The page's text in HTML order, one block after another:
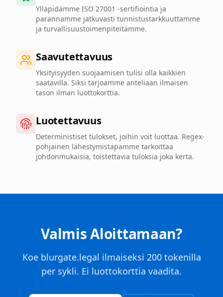
Ylläpidämme ISO 27001 -sertifiointia ja
parannamme jatkuvasti tunnistustarkkuuttamme
ja turvallisuustoimenpiteitämme.
Saavutettavuus
Yksityisyyden suojaamisen tulisi olla kaikkien
saatavilla. Siksi tarjoamme anteliaan ilmaisen
tason ilman luottokorttia.
Luotettavuus
Deterministiset tulokset, joihin voit luottaa. Regex-
pohjainen lähestymistapamme tarkoittaa
johdonmukaisia, toistettavia tuloksia joka kerta.
Valmis Aloittamaan?
Koe blurgate.legal ilmaiseksi 200 tokenilla
per sykli. Ei luottokorttia vaadita.